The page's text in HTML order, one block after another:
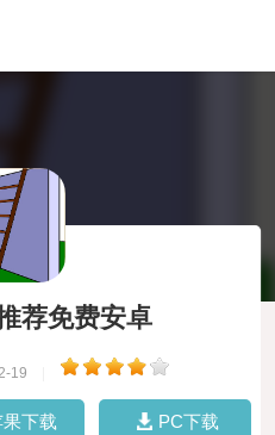
荐免费安卓
19
下载 PC下载